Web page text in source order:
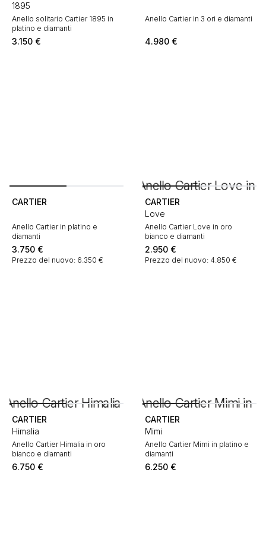
1895
Anello solitario Cartier 1895 in
platino e diamanti
3.150 €
Anello Cartier in 3 ori e diamanti
4.980 €
CARTIER
Anello Cartier in platino e
diamanti
3.750 €
Prezzo del nuovo: 6.350 €
CARTIER
Love
Anello Cartier Love in oro
bianco e diamanti
2.950 €
Prezzo del nuovo: 4.850 €
CARTIER
Himalia
Anello Cartier Himalia in oro
bianco e diamanti
6.750 €
CARTIER
Mimi
Anello Cartier Mimi in platino e
diamanti
6.250 €